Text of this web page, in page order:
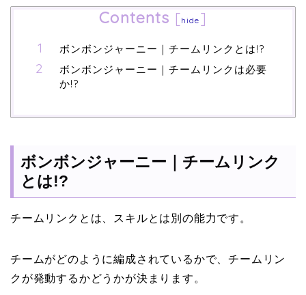
Contents [hide ]
ボンボンジャーニー｜チームリンクとは!?
ボンボンジャーニー｜チームリンクは必要
か!?
ボンボンジャーニー｜チームリンク
とは!?
チームリンクとは、スキルとは別の能力です。
チームがどのように編成されているかで、チームリン
クが発動するかどうかが決まります。